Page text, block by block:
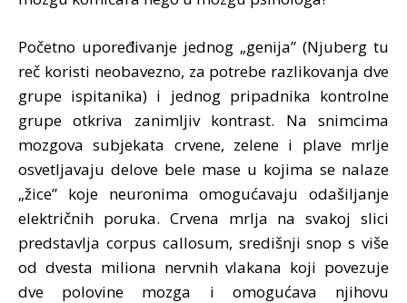
Početno upoređivanje jednog „genija” (Njuberg tu
reč koristi neobavezno, za potrebe razlikovanja dve
grupe ispitanika) i jednog pripadnika kontrolne
grupe otkriva zanimljiv kontrast. Na snimcima
mozgova subjekata crvene, zelene i plave mrlje
osvetljavaju delove bele mase u kojima se nalaze
„žice” koje neuronima omogućavaju odašiljanje
električnih poruka. Crvena mrlja na svakoj slici
predstavlja corpus callosum, središnji snop s više
od dvesta miliona nervnih vlakana koji povezuje
dve polovine mozga i omogućava njihovu